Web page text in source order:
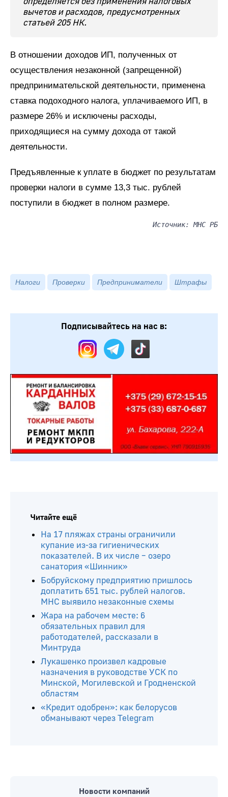
вычетов и расходов, предусмотренных
статьей 205 НК.
В отношении доходов ИП, полученных от
осуществления незаконной (запрещенной)
предпринимательской деятельности, применена
ставка подоходного налога, уплачиваемого ИП, в
размере 26% и исключены расходы,
приходящиеся на сумму дохода от такой
деятельности.
Предъявленные к уплате в бюджет по результатам
проверки налоги в сумме 13,3 тыс. рублей
поступили в бюджет в полном размере.
Источник: МНС РБ
Налоги Проверки Предприниматели Штрафы
Подписывайтесь на нас в:
Читайте ещё
На 17 пляжах страны ограничили
купание из-за гигиенических
показателей. В их числе – озеро
санатория «Шинник»
Бобруйскому предприятию пришлось
доплатить 651 тыс. рублей налогов.
МНС выявило незаконные схемы
Жара на рабочем месте: 6
обязательных правил для
работодателей, рассказали в
Минтруда
Лукашенко произвел кадровые
назначения в руководстве УСК по
Минской, Могилевской и Гродненской
областям
«Кредит одобрен»: как белорусов
обманывают через Telegram
Новости компаний